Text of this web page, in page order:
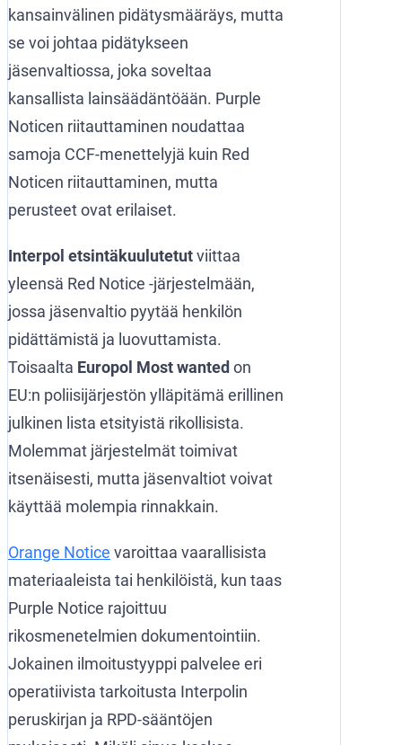
kansainvälinen pidätysmääräys, mutta
se voi johtaa pidätykseen
jäsenvaltiossa, joka soveltaa
kansallista lainsäädäntöään. Purple
Noticen riitauttaminen noudattaa
samoja CCF-menettelyjä kuin Red
Noticen riitauttaminen, mutta
perusteet ovat erilaiset.
Interpol etsintäkuulutetutviittaa
yleensä Red Notice -järjestelmään,
jossa jäsenvaltio pyytää henkilön
pidättämistä ja luovuttamista.
Toisaalta Europol Most wanted on
EU:n poliisijärjestön ylläpitämä erillinen
julkinen lista etsityistä rikollisista.
Molemmat järjestelmät toimivat
itsenäisesti, mutta jäsenvaltiot voivat
käyttää molempia rinnakkain.
Orange Notice varoittaa vaarallisista
materiaaleista tai henkilöistä, kun taas
Purple Notice rajoittuu
rikosmenetelmien dokumentointiin.
Jokainen ilmoitustyyppi palvelee eri
operatiivista tarkoitusta Interpolin
peruskirjan ja RPD-sääntöjen